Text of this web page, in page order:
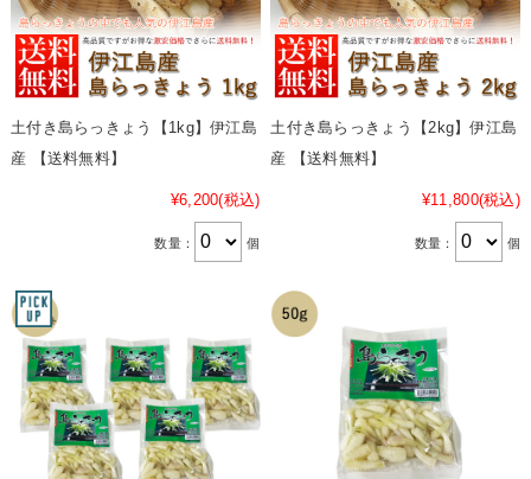
土付き島らっきょう【1kg】伊江島
産 【送料無料】
¥6,200(税込)
数量： 個
土付き島らっきょう【2kg】伊江島
産 【送料無料】
¥11,800(税込)
数量： 個